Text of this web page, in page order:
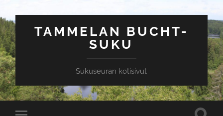
TAMMELAN BUCHT-
SUKU
Sukuseuran kotisivut